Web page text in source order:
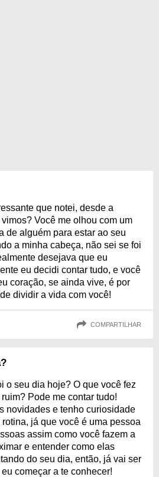
que notei, desde a
Você me olhou com um
de alguém para estar ao seu
a minha cabeça, não sei se foi
desejava que eu
eu decidi contar tudo, e você
coração, se ainda vive, é por
dividir a vida com você!
COMPARTILHAR
o seu dia hoje? O que você fez
Pode me contar tudo!
novidades e tenho curiosidade
já que você é uma pessoa
assim como você fazem a
e entender como elas
do seu dia, então, já vai ser
começar a te conhecer!